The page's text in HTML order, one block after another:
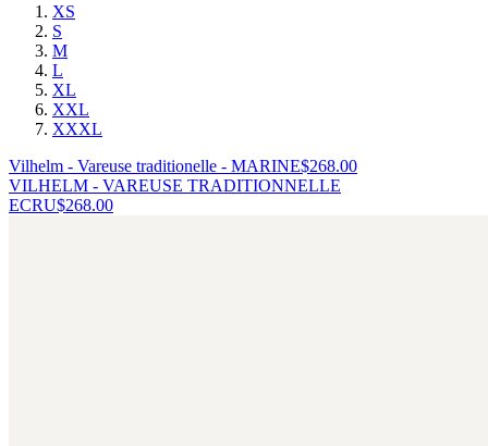
XS
S
M
L
XL
XXL
XXXL
Vilhelm - Vareuse traditionelle - MARINE$268.00
VILHELM - VAREUSE TRADITIONNELLE
ECRU$268.00